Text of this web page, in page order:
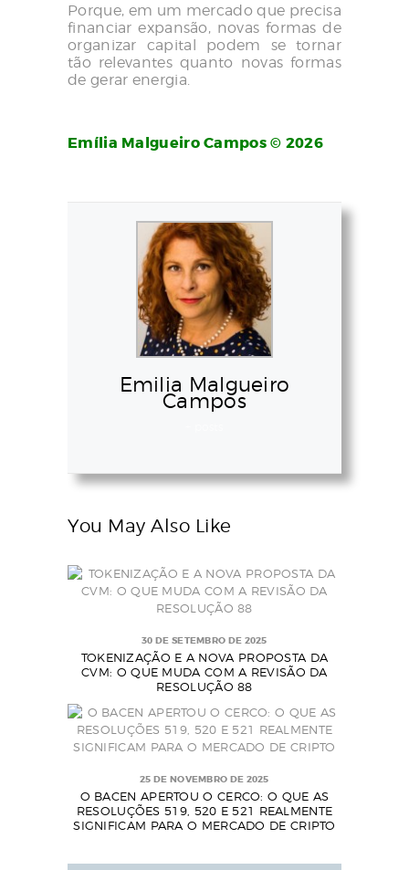
Porque, em um mercado que precisa
financiar expansão, novas formas de
organizar capital podem se tornar
tão relevantes quanto novas formas
de gerar energia.
Emília Malgueiro Campos © 2026
Emilia Malgueiro
Campos
You May Also Like
30 DE SETEMBRO DE 2025
TOKENIZAÇÃO E A NOVA PROPOSTA DA
CVM: O QUE MUDA COM A REVISÃO DA
RESOLUÇÃO 88
25 DE NOVEMBRO DE 2025
O BACEN APERTOU O CERCO: O QUE AS
RESOLUÇÕES 519, 520 E 521 REALMENTE
SIGNIFICAM PARA O MERCADO DE CRIPTO